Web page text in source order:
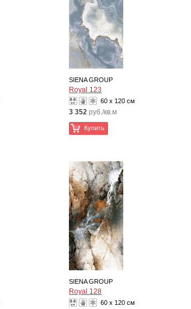
SIENA GROUP
Royal 123
60 x 120 см
3 352 руб./кв.м
Купить
SIENA GROUP
Royal 128
60 x 120 см